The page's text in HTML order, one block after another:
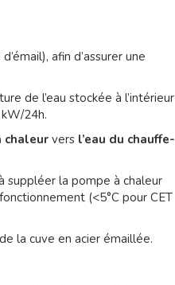
afin d’assurer une
de l’eau stockée à l’intérieur
24h.
chaleurvers l’eau du chauffe-
suppléer la pompe à chaleur
(<5°C pour CET
la cuve en acier émaillée.